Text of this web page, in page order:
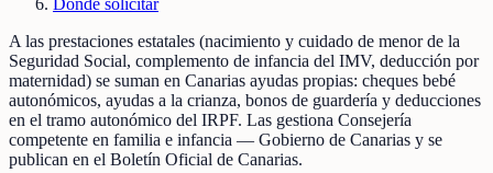
A las prestaciones estatales (nacimiento y cuidado de menor de la
Seguridad Social, complemento de infancia del IMV, deducción por
maternidad) se suman en Canarias ayudas propias: cheques bebé
autonómicos, ayudas a la crianza, bonos de guardería y deducciones
en el tramo autonómico del IRPF. Las gestiona Consejería
competente en familia e infancia — Gobierno de Canarias y se
publican en el Boletín Oficial de Canarias.